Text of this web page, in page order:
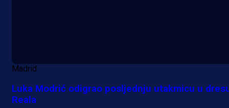
Madrid
Luka Modrić odigrao posljednju utakmicu u
Reala